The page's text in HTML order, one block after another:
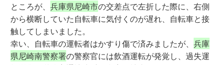
ところが、兵庫県尼崎市の交差点で左折した際に、右側
から横断していた自転車に気付くのが遅れ、自転車と接
触してしまいました。
幸い、自転車の運転者はかすり傷で済みましたが、兵庫
県尼崎南警察署の警察官には飲酒運転が発覚し、過失運